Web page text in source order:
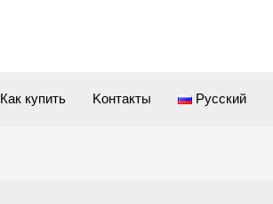
Как купить Kонтакты Русский